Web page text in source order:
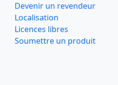
Devenir un revendeur
Localisation
Licences libres
Soumettre un produit